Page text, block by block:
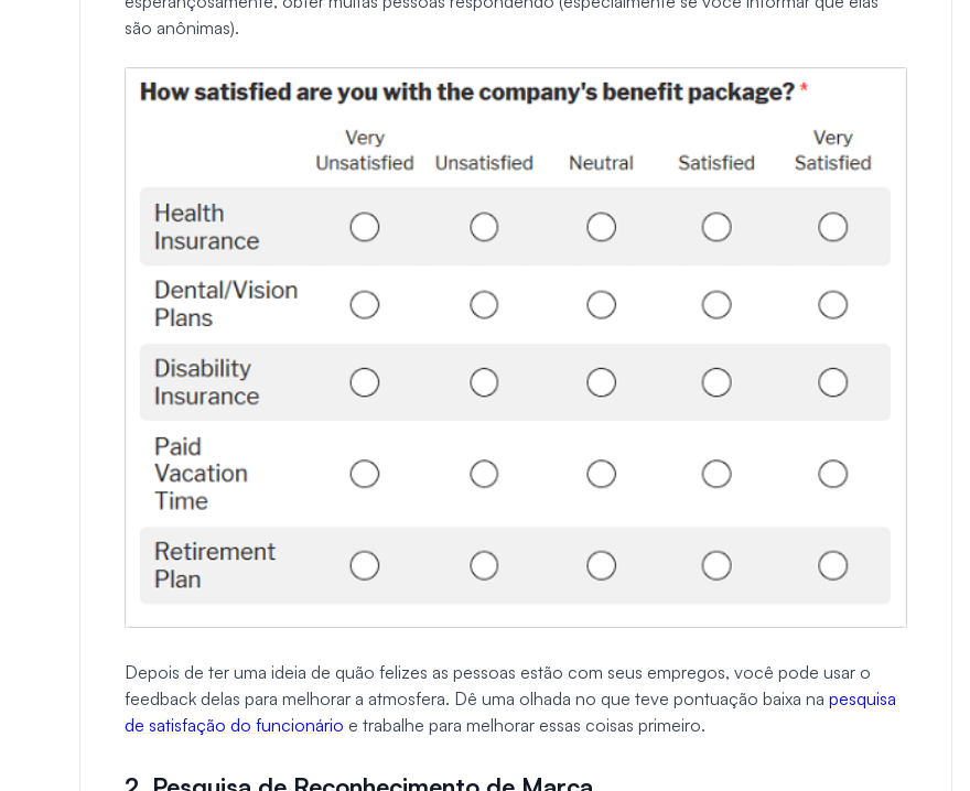
são anônimas).
Depois de ter uma ideia de quão felizes as pessoas estão com seus empregos, você pode usar o
feedback delas para melhorar a atmosfera. Dê uma olhada no que teve pontuação baixa na pesquisa
de satisfação do funcionário e trabalhe para melhorar essas coisas primeiro.